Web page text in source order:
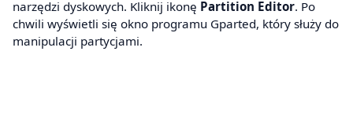
narzędzi dyskowych. Kliknij ikonę Partition Editor. Po
chwili wyświetli się okno programu Gparted, który służy do
manipulacji partycjami.